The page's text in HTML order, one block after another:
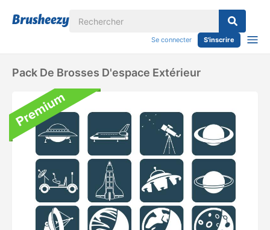
Se connecter S'inscrire
Pack De Brosses D'espace Extérieur